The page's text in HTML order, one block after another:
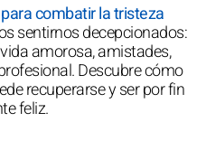
combatir la tristeza
sentirnos decepcionados:
amorosa, amistades,
Descubre cómo
recuperarse y ser por fin
feliz.